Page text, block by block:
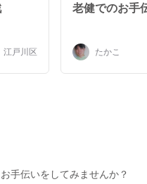
江戸川区
老健でのお手
たかこ
手伝いをしてみませんか？